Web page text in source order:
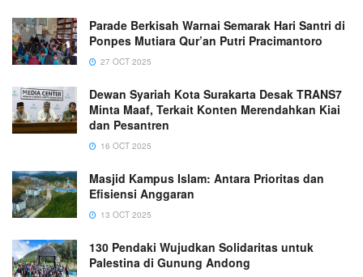
Parade Berkisah Warnai Semarak Hari Santri di
Ponpes Mutiara Qur’an Putri Pracimantoro
27 OCT 2025
Dewan Syariah Kota Surakarta Desak TRANS7
Minta Maaf, Terkait Konten Merendahkan Kiai
dan Pesantren
16 OCT 2025
Masjid Kampus Islam: Antara Prioritas dan
Efisiensi Anggaran
13 OCT 2025
130 Pendaki Wujudkan Solidaritas untuk
Palestina di Gunung Andong